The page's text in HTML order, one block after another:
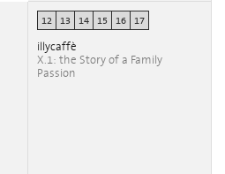
12 13 14 15 16 17
illycaffè
X.1: the Story of a Family
Passion